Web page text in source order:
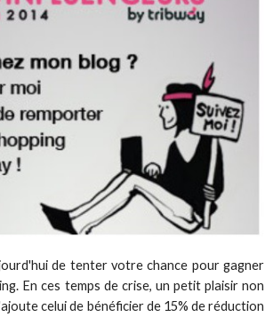
de tenter votre chance pour gagner
En ces temps de crise, un petit plaisir non
celui de bénéficier de 15% de réduction